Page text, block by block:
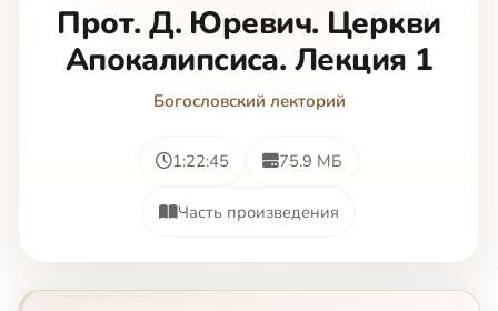
Прот. Д. Юревич. Церкви
Апокалипсиса. Лекция 1
Богословский лекторий
1:22:45 75.9 МБ
Часть произведения